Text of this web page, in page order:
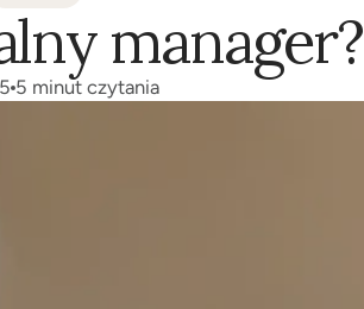
manager?
5 minut czytania